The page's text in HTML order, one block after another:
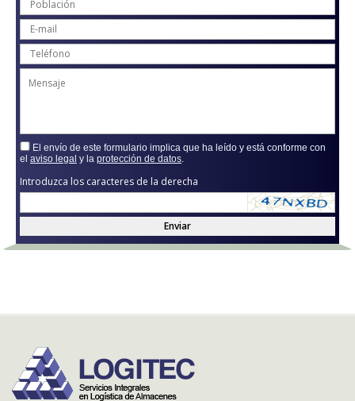
El envío de este formulario implica que ha leído y está conforme con
el aviso legal y la protección de datos
Introduzca los caracteres de la derecha
Enviar